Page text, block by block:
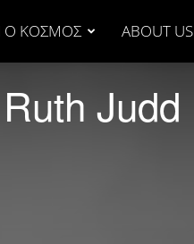
Ο ΚΟΣΜΟΣ ABOUT US
Judd